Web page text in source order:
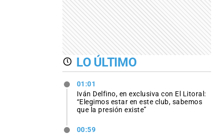
LO ÚLTIMO
01:01
Iván Delfino, en exclusiva con El Litoral:
“Elegimos estar en este club, sabemos
que la presión existe”
00:59